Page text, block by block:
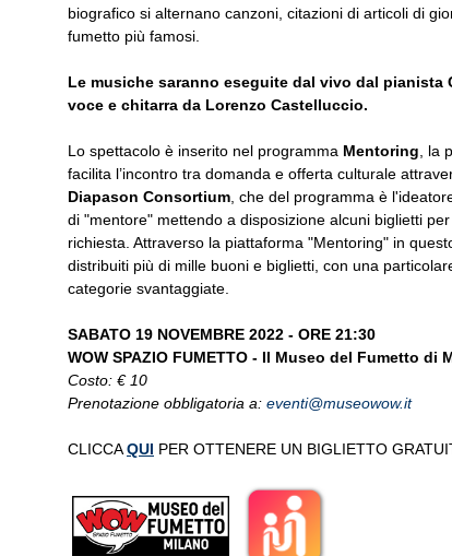
biografico si alternano canzoni, citazioni di articoli di
fumetto più famosi.
Le musiche saranno eseguite dal vivo dal pianista
voce e chitarra da Lorenzo Castelluccio.
Lo spettacolo è inserito nel programma Mentoring , la
facilita l’incontro tra domanda e offerta culturale
Diapason Consortium , che del programma è
di "mentore" mettendo a disposizione alcuni biglietti
richiesta. Attraverso la piattaforma "Mentoring" in
distribuiti più di mille buoni e biglietti, con una
categorie svantaggiate.
SABATO 19 NOVEMBRE 2022 - ORE 21:30
WOW SPAZIO FUMETTO - Il Museo del Fumetto di
Costo: € 10
Prenotazione obbligatoria a: eventi@museowow.it
CLICCAQUI PER OTTENERE UN BIGLIETTO